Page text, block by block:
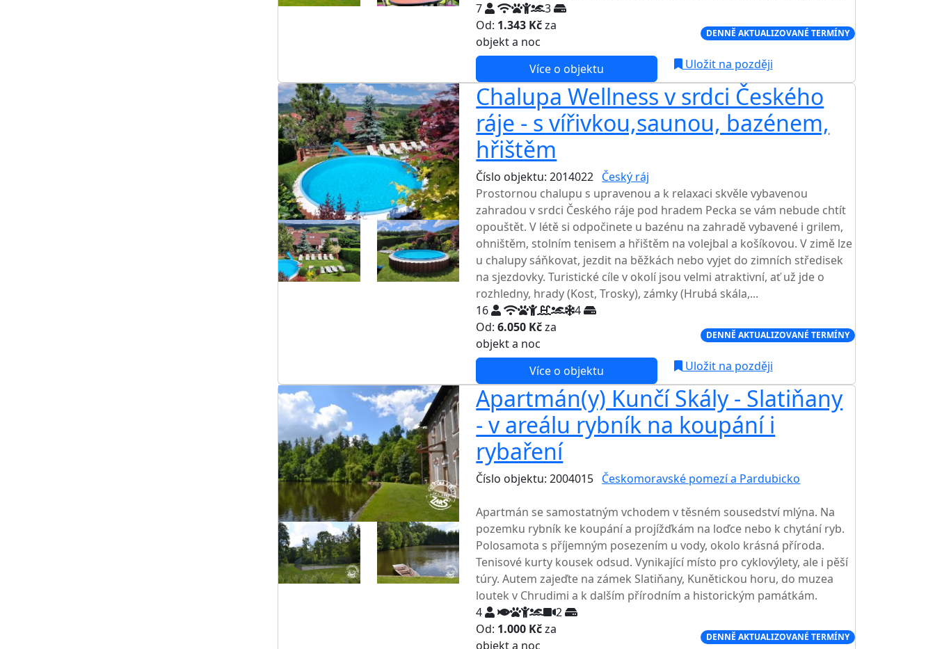
7
3
Od: 1.343 Kčza
objekt a noc
DENNĚ AKTUALIZOVANÉ TERMÍNY
Více o objektu Uložit na později
Chalupa Wellness v srdci Českého
ráje - s vířivkou,saunou, bazénem,
hřištěm
Číslo objektu: 2014022 Český ráj
Prostornou chalupu s upravenou a k relaxaci skvěle vybavenou
zahradou v srdci Českého ráje pod hradem Pecka se vám nebude chtít
opouštět. V létě si odpočinete u bazénu na zahradě vybavené i grilem,
ohništěm, stolním tenisem a hřištěm na volejbal a košíkovou. V zimě lze
u chalupy sáňkovat, jezdit na běžkách nebo vyjet do zimních středisek
na sjezdovky. Turistické cíle v okolí jsou velmi atraktivní, ať už jde o
rozhledny, hrady (Kost, Trosky), zámky (Hrubá skála,...
16
4
Od:6.050 Kčza
objekt a noc
DENNĚ AKTUALIZOVANÉ TERMÍNY
Více o objektu Uložit na později
Apartmán(y) Kunčí Skály - Slatiňany
- v areálu rybník na koupání i
rybaření
Číslo objektu: 2004015 Českomoravské pomezí a Pardubicko
Apartmán se samostatným vchodem v těsném sousedství mlýna. Na
pozemku rybník ke koupání a projížďkám na loďce nebo k chytání ryb.
Polosamota s příjemným posezením u vody, okolo krásná příroda.
Tenisové kurty kousek odsud. Vynikající místo pro cyklovýlety, ale i pěší
túry. Autem zajeďte na zámek Slatiňany, Kunětickou horu, do muzea
loutek v Chrudimi a k dalším přírodním a historickým památkám.
4
2
Od: 1.000 Kčza
objekt a noc
DENNĚ AKTUALIZOVANÉ TERMÍNY